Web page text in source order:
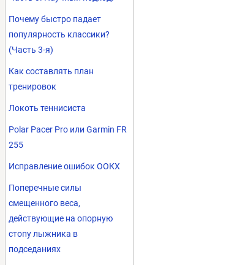
Почему быстро падает
популярность классики?
(Часть 3-я)
Как составлять план
тренировок
Локоть теннисиста
Polar Pacer Pro или Garmin FR
255
Исправление ошибок ООКХ
Поперечные силы
смещенного веса,
действующие на опорную
стопу лыжника в
подседаниях